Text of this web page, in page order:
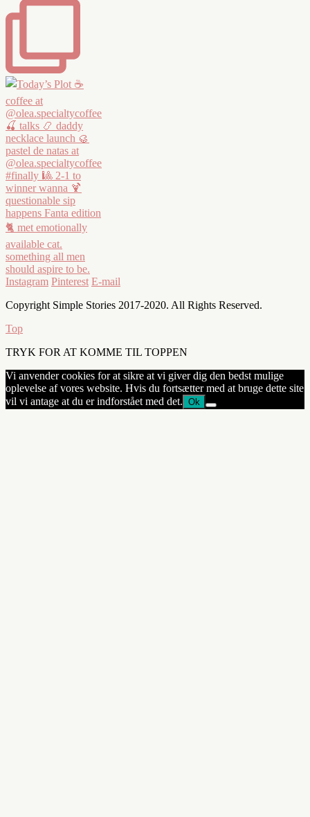
Instagram Pinterest E-mail
Copyright Simple Stories 2017-2020. All Rights Reserved.
Top
TRYK FOR AT KOMME TIL TOPPEN
Vi anvender cookies for at sikre at vi giver dig den bedst mulige
oplevelse af vores website. Hvis du fortsætter med at bruge dette site
vil vi antage at du er indforstået med det. Ok